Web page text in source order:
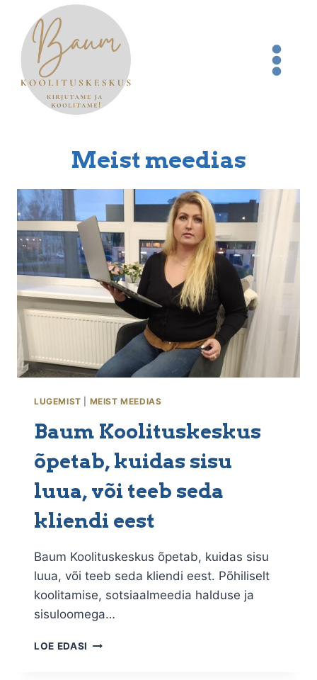
content
Meist meedias
LUGEMIST MEIST MEEDIAS
Baum Koolituskeskus
õpetab, kuidas sisu
luua, või teeb seda
kliendi eest
Baum Koolituskeskus õpetab, kuidas sisu
luua, või teeb seda kliendi eest. Põhiliselt
koolitamise, sotsiaalmeedia halduse ja
sisuloomega…
LOE EDASI BAUM